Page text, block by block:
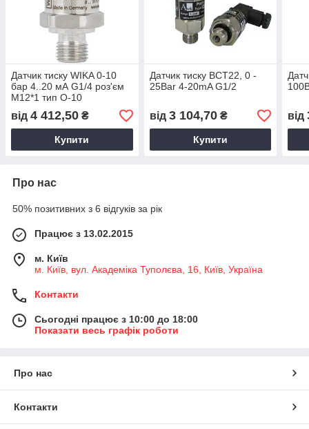
Датчик тиску WIKA 0-10
бар 4..20 мА G1/4 роз'єм
M12*1 тип O-10
від 4 412,50 ₴
Купити
Датчик тиску BCT22, 0 -
25Bar 4-20mA G1/2
від 3 104,70₴
Купити
від
Про нас
50% позитивних з 6 відгуків за рік
Працює з 13.02.2015
м. Київ
м. Київ, вул. Академіка Туполєва, 16, Київ, Україна
Контакти
Сьогодні працює з 10:00 до 18:00
Показати весь графік роботи
Про нас
Контакти